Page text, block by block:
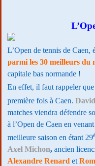
L’Open de tennis de
parmi les 30 meilleurs du
capitale bas normande !
En effet, il faut rappeler que
première fois à Caen.
matches viendra défendre
à l’Open de Caen en
meilleure saison en étant 29
Axel Michon, ancien
Alexandre Renard et